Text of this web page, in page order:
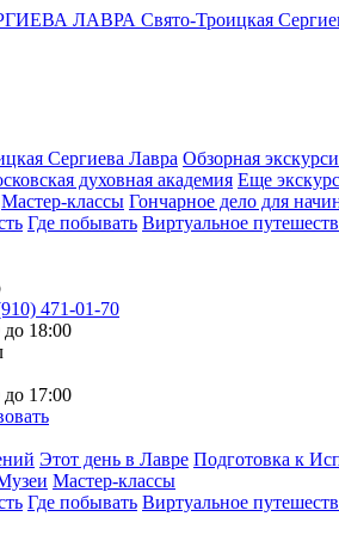
Свято-Троицкая
Сергиева Лавра Обзорная
духовная академия Еще
Мастер-классы Гончарное дело для
Где побывать Виртуальное
471-01-70
18:00
17:00
Этот день в Лавре Подготовка к
Мастер-классы
Где побывать Виртуальное